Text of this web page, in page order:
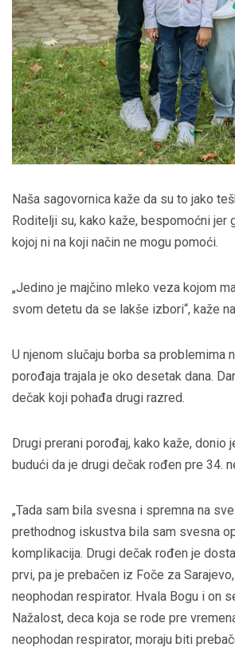
Naša sagovornica kaže da su to jako
Roditelji su, kako kaže, bespomoćni jer
kojoj ni na koji način ne mogu pomoći.
„Jedino je majčino mleko veza kojom
svom detetu da se lakše izbori“, kaže
U njenom slučaju borba sa problemima
porođaja trajala je oko desetak dana.
dečak koji pohađa drugi razred.
Drugi prerani porođaj, kako kaže, donio
budući da je drugi dečak rođen pre 34.
„Tada sam bila svesna i spremna na
prethodnog iskustva bila sam svesna
komplikacija. Drugi dečak rođen je
prvi, pa je prebačen iz Foče za
neophodan respirator. Hvala Bogu i on
Nažalost, deca koja se rode pre
neophodan respirator, moraju biti